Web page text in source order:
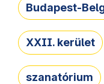
Budapest-
XXII. kerület
szanatórium